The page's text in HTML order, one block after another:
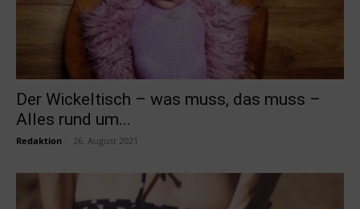
Der Wickeltisch – was muss, das muss –
Alles rund um...
Redaktion 26. August 2021